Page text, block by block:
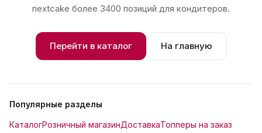
nextcake более 3400 позиций для кондитеров.
Перейти в каталог На главную
Популярные разделы
КаталогРозничный магазинДоставкаТопперы на заказ